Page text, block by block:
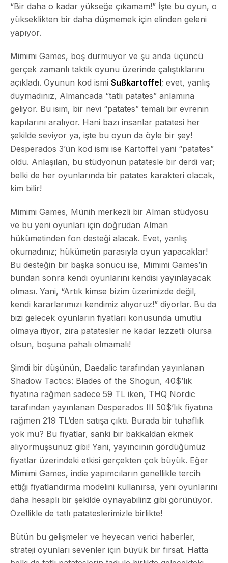
“Bir daha o kadar yükseğe çıkamam!” İşte bu oyun, o
yükseklikten bir daha düşmemek için elinden geleni
yapıyor.
Mimimi Games, boş durmuyor ve şu anda üçüncü
gerçek zamanlı taktik oyunu üzerinde çalıştıklarını
açıkladı. Oyunun kod ismi Sußkartoffel; evet, yanlış
duymadınız, Almancada “tatlı patates” anlamına
geliyor. Bu isim, bir nevi “patates” temalı bir evrenin
kapılarını aralıyor. Hani bazı insanlar patatesi her
şekilde seviyor ya, işte bu oyun da öyle bir şey!
Desperados 3’ün kod ismi ise Kartoffel yani “patates”
oldu. Anlaşılan, bu stüdyonun patatesle bir derdi var;
belki de her oyunlarında bir patates karakteri olacak,
kim bilir!
Mimimi Games, Münih merkezli bir Alman stüdyosu
ve bu yeni oyunları için doğrudan Alman
hükümetinden fon desteği alacak. Evet, yanlış
okumadınız; hükümetin parasıyla oyun yapacaklar!
Bu desteğin bir başka sonucu ise, Mimimi Games’in
bundan sonra kendi oyunlarını kendisi yayınlayacak
olması. Yani, “Artık kimse bizim üzerimizde değil,
kendi kararlarımızı kendimiz alıyoruz!” diyorlar. Bu da
bizi gelecek oyunların fiyatları konusunda umutlu
olmaya itiyor, zira patatesler ne kadar lezzetli olursa
olsun, boşuna pahalı olmamalı!
Şimdi bir düşünün, Daedalic tarafından yayınlanan
Shadow Tactics: Blades of the Shogun, 40$’lık
fiyatına rağmen sadece 59 TL iken, THQ Nordic
tarafından yayınlanan Desperados III 50$’lık fiyatına
rağmen 219 TL’den satışa çıktı. Burada bir tuhaflık
yok mu? Bu fiyatlar, sanki bir bakkaldan ekmek
alıyormuşsunuz gibi! Yani, yayıncının gördüğümüz
fiyatlar üzerindeki etkisi gerçekten çok büyük. Eğer
Mimimi Games, indie yapımcıların genellikle tercih
ettiği fiyatlandırma modelini kullanırsa, yeni oyunlarını
daha hesaplı bir şekilde oynayabiliriz gibi görünüyor.
Özellikle de tatlı patateslerimizle birlikte!
Bütün bu gelişmeler ve heyecan verici haberler,
strateji oyunları sevenler için büyük bir fırsat. Hatta